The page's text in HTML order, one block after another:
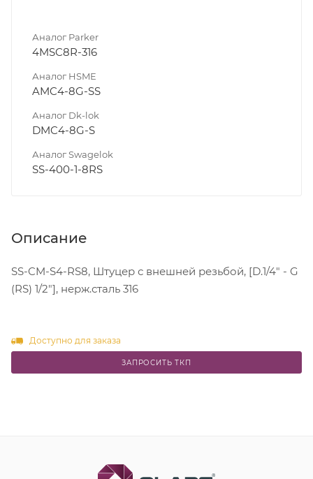
Аналог Parker
4MSC8R-316
Аналог HSME
AMC4-8G-SS
Аналог Dk-lok
DMC4-8G-S
Аналог Swagelok
SS-400-1-8RS
Описание
SS-CM-S4-RS8, Штуцер с внешней резьбой, [D.1/4" - G
(RS) 1/2"], нерж.сталь 316
Доступно для заказа
ЗАПРОСИТЬ ТКП